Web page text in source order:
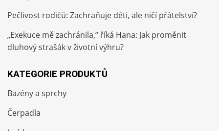
Pečlivost rodičů: Zachraňuje děti, ale ničí přátelství?
„Exekuce mě zachránila,“ říká Hana: Jak proměnit
dluhový strašák v životní výhru?
KATEGORIE PRODUKTŮ
Bazény a sprchy
Čerpadla